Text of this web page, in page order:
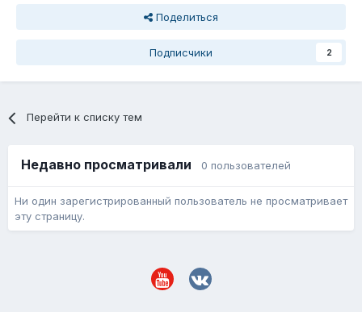
Поделиться
Подписчики 2
Перейти к списку тем
Недавно просматривали 0 пользователей
Ни один зарегистрированный пользователь не просматривает
эту страницу.